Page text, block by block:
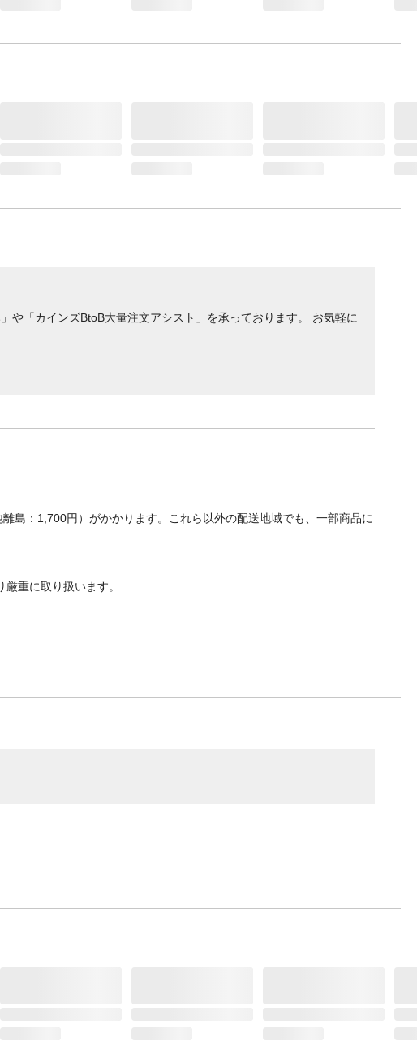
や「カインズBtoB大量注文アシスト」を承っております。 お気軽に
島：1,700円）がかかります。これら以外の配送地域でも、一部商品に
重に取り扱います。